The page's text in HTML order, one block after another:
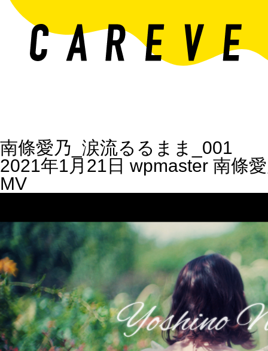
南條愛乃_涙流るるまま_001
2021年1月21日 wpmaster 南條
MV